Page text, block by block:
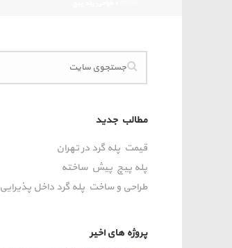
مطالب جدید
قیمت پله گرد در تهران
پله پیچ پیش‌ ساخته
طراحی و ساخت پله گرد داخل پذیرایی
پروژه های اخیر